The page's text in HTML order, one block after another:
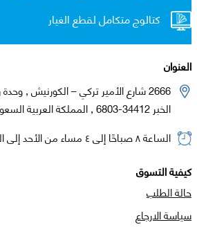
كتالوج متكامل لقطع الغيار
العنوان
2666 شارع الأمير تركي – الكورنيش , وحدة رقم 102
الخبر 34412-6803 , المملكة العربية السعودية
الساعة ٨ صباحًا إلى ٤ مساء من الأحد إلى الخميس
كيفية التسوق
حالة الطلب
سياسة الارجاع